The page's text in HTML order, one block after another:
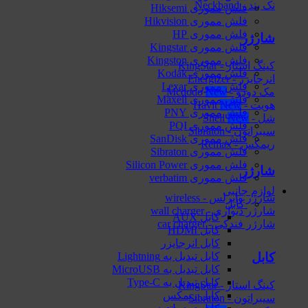
نک بند - Neckband
شارژر
کینگ استار - KingStar
انرجایزر - Energizer
مک دودو - Mcdodo
هویت - Havit
شل - Shell
سیبراتون - Sibraton
ریمکس - Remax
شارژر
شارژر وایرلس - wireless
شارژر دیواری - wall charger
شارژر فندکی - car charger
کابل
کینگ استار - KingStar
سیبراتون - Sibraton
فلش مموری Hiksemi
فلش مموری Hikvision
فلش مموری HP
فلش مموری Kingstar
فلش مموری Kingston
فلش مموری Kodak
فلش مموری Lexar
فلش مموری Maxell
فلش مموری PNY
فلش مموری PQI
فلش مموری SanDisk
فلش مموری Sibraton
فلش مموری Silicon Power
فلش مموری verbatim
لوازم جانبی
کابل
کابل AUX
کابل HDMI
کابل انرجایزر
کابل تبدیل به Lightning
کابل تبدیل به MicroUSB
کابل تبدیل به Type-C
کابل ریمکس